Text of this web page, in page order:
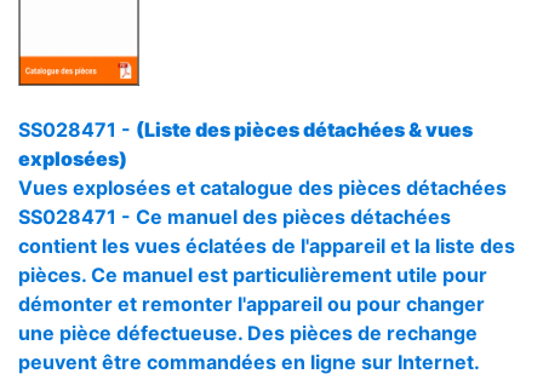
SS028471 - (Liste des pièces détachées & vues
explosées)
Vues explosées et catalogue des pièces détachées
SS028471 - Ce manuel des pièces détachées
contient les vues éclatées de l'appareil et la liste des
pièces. Ce manuel est particulièrement utile pour
démonter et remonter l'appareil ou pour changer
une pièce défectueuse. Des pièces de rechange
peuvent être commandées en ligne sur Internet.